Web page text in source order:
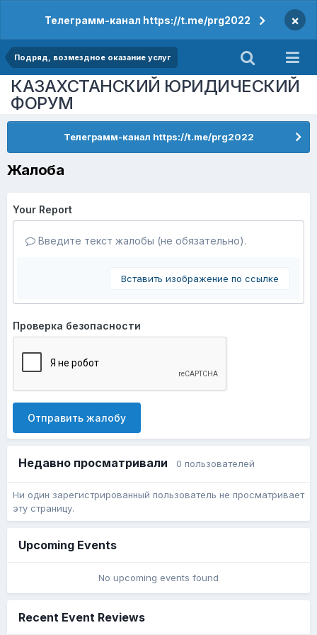
Телеграмм-канал https://t.me/prg2022 ×
Подряд, возмездное оказание услуг
КАЗАХСТАНСКИЙ ЮРИДИЧЕСКИЙ
ФОРУМ
Телеграмм-канал https://t.me/prg2022
Жалоба
Your Report
Введите текст жалобы (не обязательно).
Вставить изображение по ссылке
Проверка безопасности
Отправить жалобу
Недавно просматривали 0 пользователей
Ни один зарегистрированный пользователь не просматривает
эту страницу.
Upcoming Events
No upcoming events found
Recent Event Reviews